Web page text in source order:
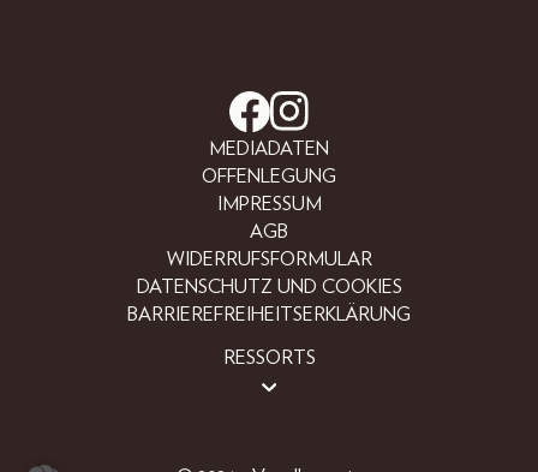
MEDIADATEN
OFFENLEGUNG
IMPRESSUM
AGB
WIDERRUFSFORMULAR
DATENSCHUTZ UND COOKIES
BARRIEREFREIHEITSERKLÄRUNG
RESSORTS